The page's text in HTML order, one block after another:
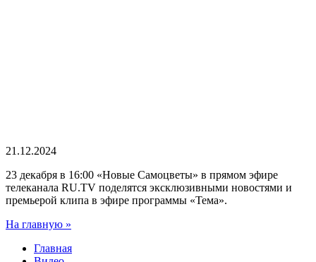
21.12.2024
23 декабря в 16:00 «Новые Самоцветы» в прямом эфире
телеканала RU.TV поделятся эксклюзивными новостями и
премьерой клипа в эфире программы «Тема».
На главную »
Главная